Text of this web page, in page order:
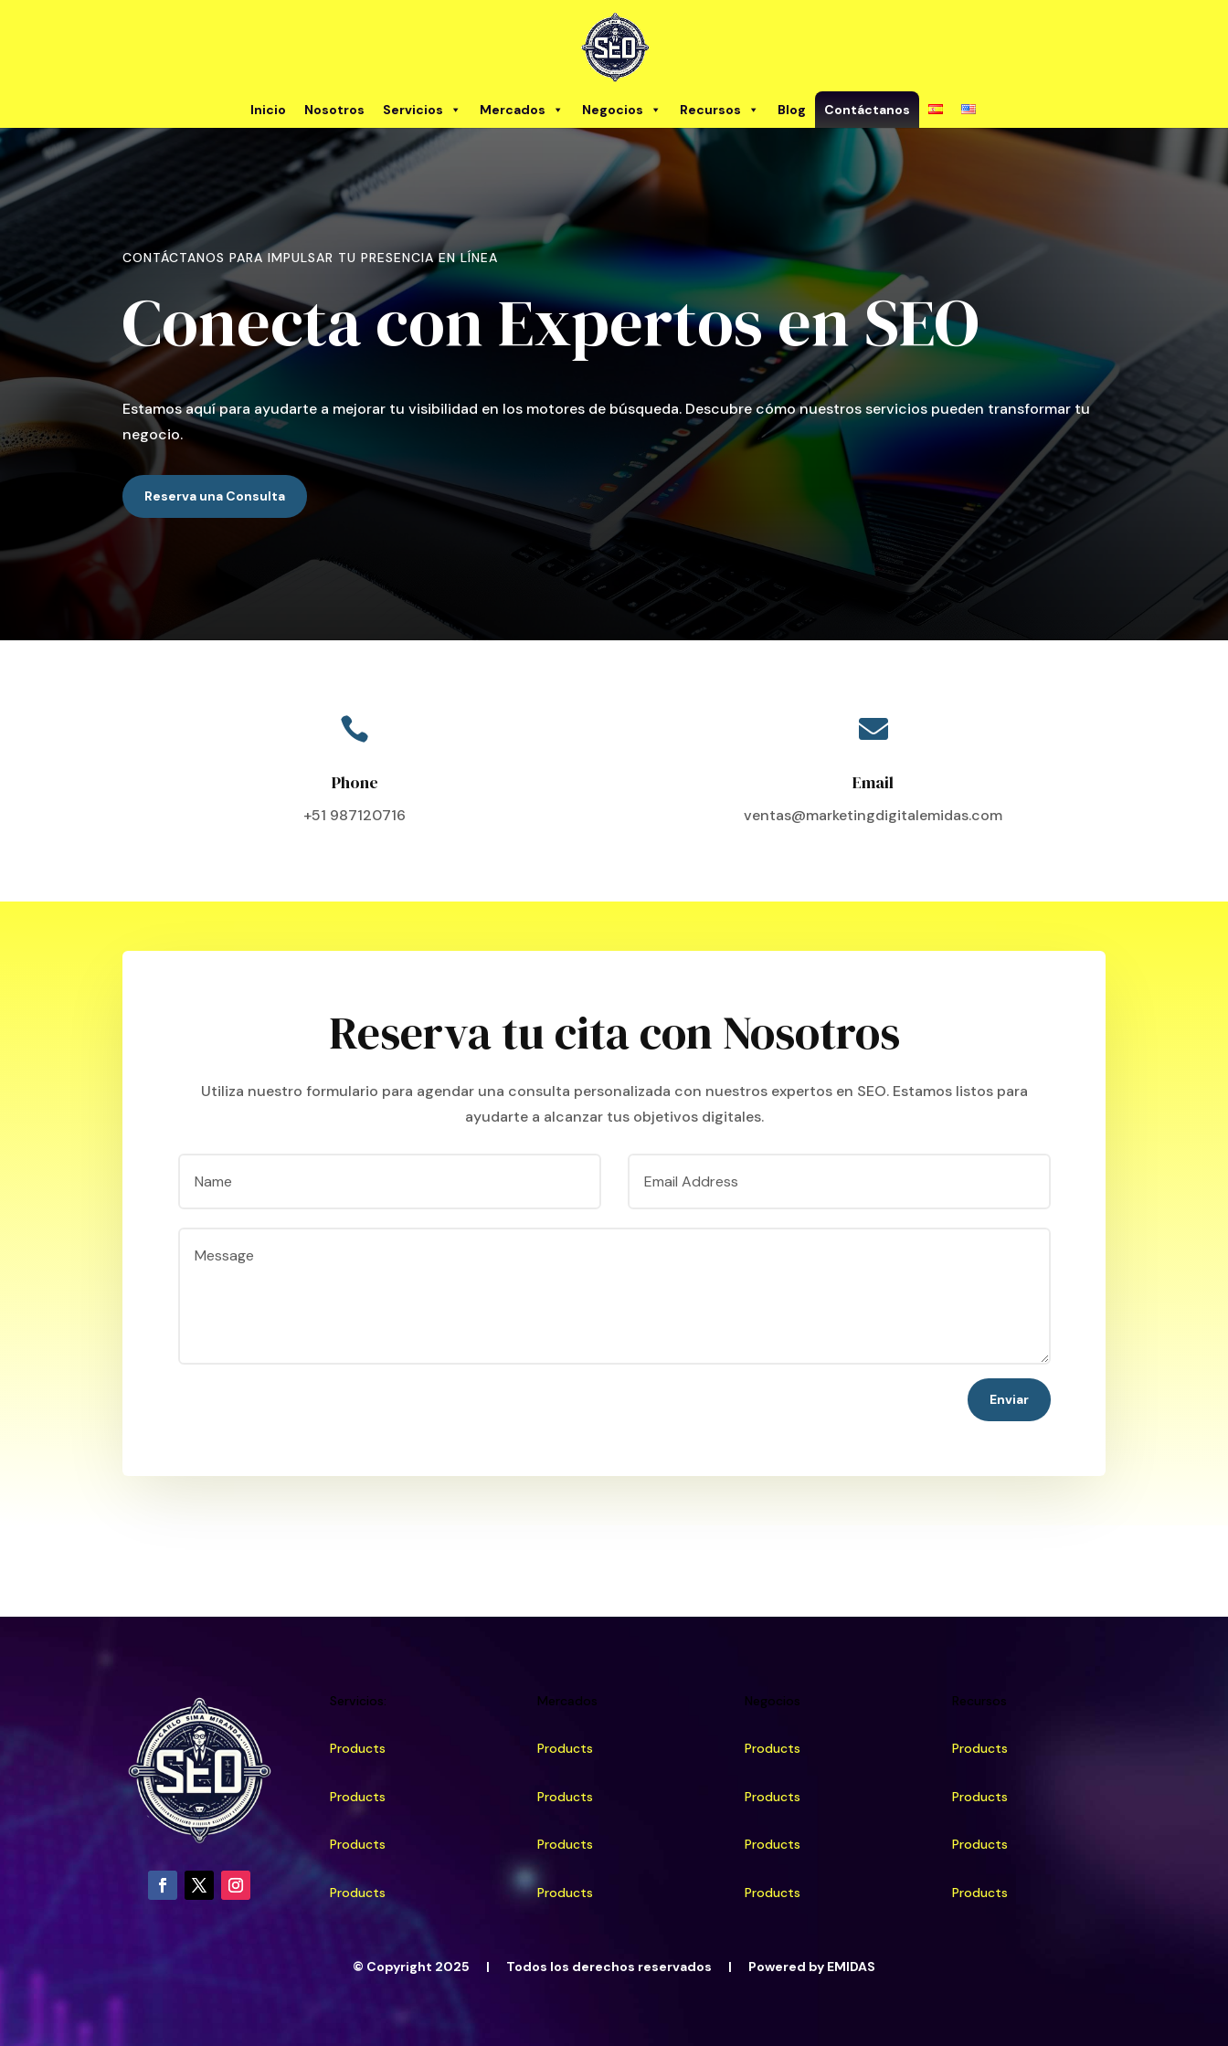
Inicio Nosotros Servicios Mercados Negocios Recursos Blog Contáctanos
CONTÁCTANOS PARA IMPULSAR TU PRESENCIA EN LÍNEA
Conecta con Expertos en SEO
Estamos aquí para ayudarte a mejorar tu visibilidad en los motores de búsqueda. Descubre cómo nuestros servicios pueden transformar tu
negocio.
Reserva una Consulta

Phone
+51 987120716

Email
ventas@marketingdigitalemidas.com
Reserva tu cita con Nosotros
Utiliza nuestro formulario para agendar una consulta personalizada con nuestros expertos en SEO. Estamos listos para
ayudarte a alcanzar tus objetivos digitales.
Enviar
Servicios:
Products
Products
Products
Products
Mercados
Products
Products
Products
Products
Negocios
Products
Products
Products
Products
Recursos
Products
Products
Products
Products
© Copyright 2025 | Todos los derechos reservados | Powered by EMIDAS